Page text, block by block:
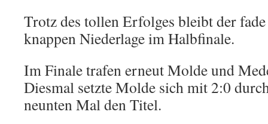
Trotz des tollen Erfolges bleibt der
knappen Niederlage im Halbfinale.
Im Finale trafen erneut Molde und
Diesmal setzte Molde sich mit 2:0
neunten Mal den Titel.